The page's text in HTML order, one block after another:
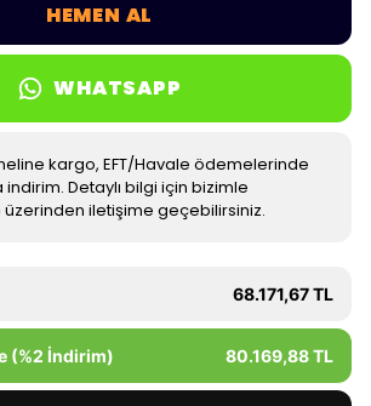
HEMEN AL
WHATSAPP
kargo, EFT/Havale ödemelerinde
indirim. Detaylı bilgi için bizimle
iletişime geçebilirsiniz.
68.171,67 TL
(%2 İndirim) 80.169,88 TL